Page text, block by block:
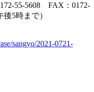
55-5608 FAX：0172-
5時まで）
sangyo/2021-0721-